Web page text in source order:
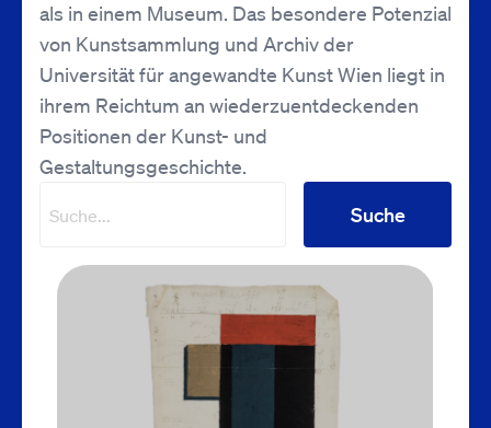
als in einem Museum. Das besondere Potenzial
von Kunstsammlung und Archiv der
Universität für angewandte Kunst Wien liegt in
ihrem Reichtum an wiederzuentdeckenden
Positionen der Kunst- und
Gestaltungsgeschichte.
Suche